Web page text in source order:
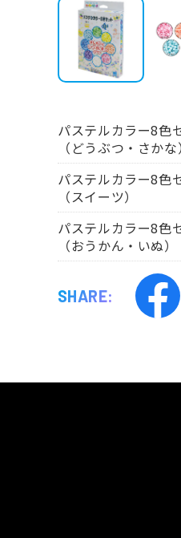
パステルカラー8色
（どうぶつ・さかな）
パステルカラー8色
（スイーツ）
パステルカラー8色
（おうかん・いぬ）
SHARE: